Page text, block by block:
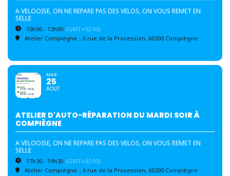
A VELOOISE, ON NE REPARE PAS DES VELOS, ON VOUS REMET EN
SELLE
10h00 - 12h00 (GMT+02:00)
Atelier Compiègne , 6 rue de la Procession, 60200 Compiègne
MAR
25
AOUT
ATELIER D'AUTO-RÉPARATION DU MARDI SOIR À
COMPIÈGNE
A VELOOISE, ON NE REPARE PAS DES VELOS, ON VOUS REMET EN
SELLE
17h30 - 19h30 (GMT+02:00)
Atelier Compiègne , 6 rue de la Procession, 60200 Compiègne